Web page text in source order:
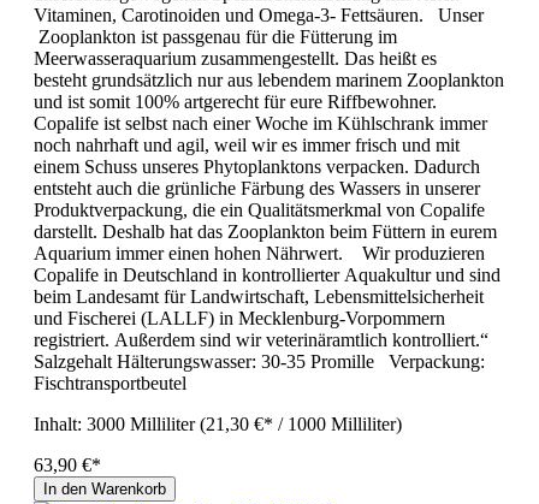
Vitaminen, Carotinoiden und Omega-3- Fettsäuren. Unser
Zooplankton ist passgenau für die Fütterung im
Meerwasseraquarium zusammengestellt. Das heißt es
besteht grundsätzlich nur aus lebendem marinem Zooplankton
und ist somit 100% artgerecht für eure Riffbewohner.
Copalife ist selbst nach einer Woche im Kühlschrank immer
noch nahrhaft und agil, weil wir es immer frisch und mit
einem Schuss unseres Phytoplanktons verpacken. Dadurch
entsteht auch die grünliche Färbung des Wassers in unserer
Produktverpackung, die ein Qualitätsmerkmal von Copalife
darstellt. Deshalb hat das Zooplankton beim Füttern in eurem
Aquarium immer einen hohen Nährwert. Wir produzieren
Copalife in Deutschland in kontrollierter Aquakultur und sind
beim Landesamt für Landwirtschaft, Lebensmittelsicherheit
und Fischerei (LALLF) in Mecklenburg-Vorpommern
registriert. Außerdem sind wir veterinäramtlich kontrolliert.“
Salzgehalt Hälterungswasser: 30-35 Promille Verpackung:
Fischtransportbeutel
Inhalt: 3000 Milliliter(21,30 €* / 1000 Milliliter)
63,90 €*
In den Warenkorb